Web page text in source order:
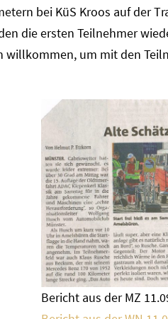
bei KüS Kroos auf der
die ersten Teilnehmer
um mit den
Bericht aus der MZ